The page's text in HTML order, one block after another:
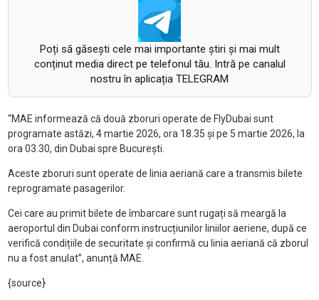
Poți să găsești cele mai importante știri și mai mult
conținut media direct pe telefonul tău. Intră pe canalul
nostru în aplicația TELEGRAM
“MAE informează că două zboruri operate de FlyDubai sunt
programate astăzi, 4 martie 2026, ora 18.35 și pe 5 martie 2026, la
ora 03.30, din Dubai spre București.
Aceste zboruri sunt operate de linia aeriană care a transmis bilete
reprogramate pasagerilor.
Cei care au primit bilete de îmbarcare sunt rugați să meargă la
aeroportul din Dubai conform instrucțiunilor liniilor aeriene, după ce
verifică condițiile de securitate și confirmă cu linia aeriană că zborul
nu a fost anulat”, anunță MAE.
{source}